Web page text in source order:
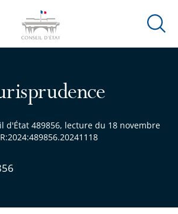
Ouvrir
d'État 489856, lecture du 18 novembre